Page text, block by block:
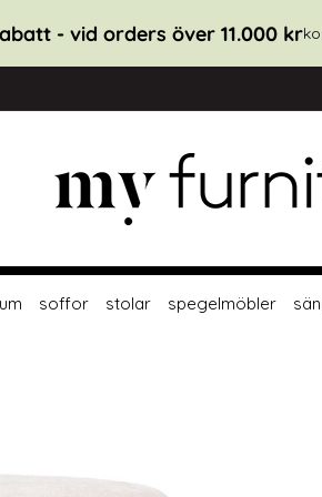
- vid orders över 11.000 kr
soffor stolar spegelmöbler